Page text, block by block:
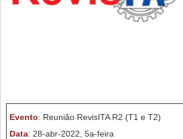
Evento: Reunião RevisITA R2 (T1 e T2)
Data: 28-abr-2022, 5a-feira